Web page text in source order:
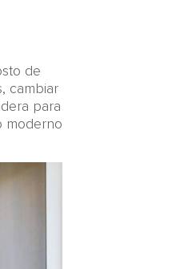
de
cambiar
para
moderno